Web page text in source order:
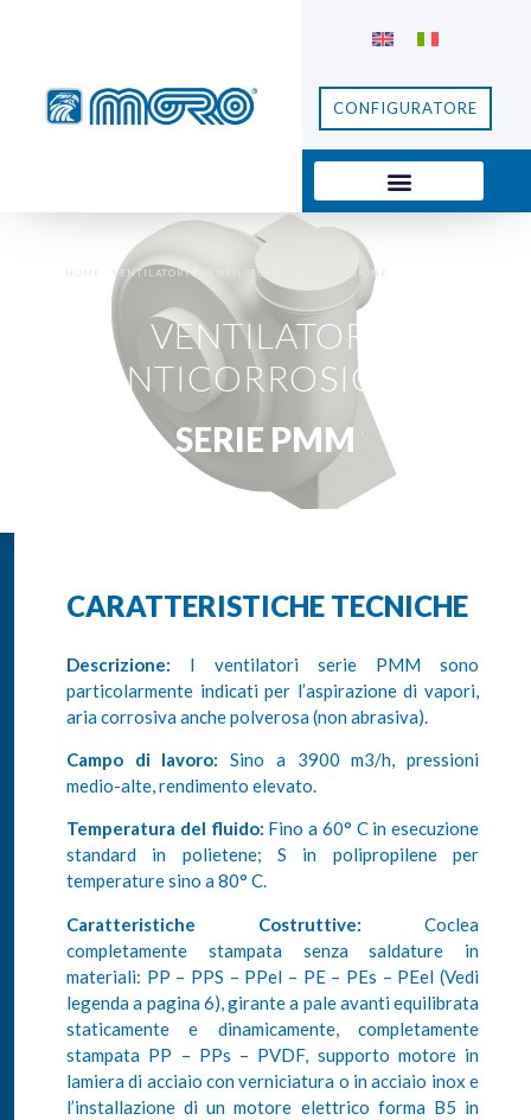
CONFIGURATORE
VENTILATORI/ VENTILATORI ANTICORROSIONE
VENTILATORI
ANTICORROSIONE
SERIE PMM
CARATTERISTICHE TECNICHE
Descrizione: I ventilatori serie PMM sono
particolarmente indicati per l’aspirazione di vapori,
aria corrosiva anche polverosa (non abrasiva).
Campo di lavoro: Sino a 3900 m3/h, pressioni
medio-alte, rendimento elevato.
Temperatura del fluido: Fino a 60° C in esecuzione
standard in polietene; S in polipropilene per
temperature sino a 80° C.
Caratteristiche Costruttive: Coclea
completamente stampata senza saldature in
materiali: PP – PPS – PPel – PE – PEs – PEel (Vedi
legenda a pagina 6), girante a pale avanti equilibrata
staticamente e dinamicamente, completamente
stampata PP – PPs – PVDF, supporto motore in
lamiera di acciaio con verniciatura o in acciaio inox e
l’installazione di un motore elettrico forma B5 in